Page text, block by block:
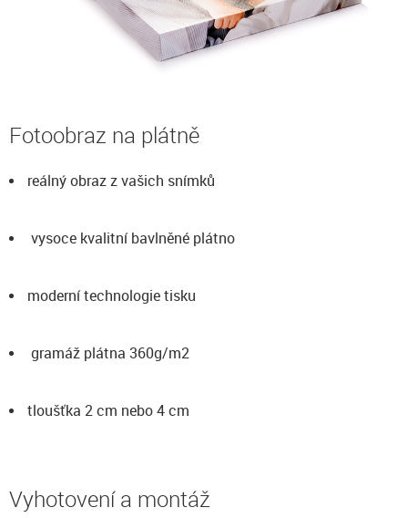
Fotoobraz na plátně
reálný obraz z vašich snímků
vysoce kvalitní bavlněné plátno
moderní technologie tisku
gramáž plátna 360g/m2
tloušťka 2 cm nebo 4 cm
Vyhotovení a montáž